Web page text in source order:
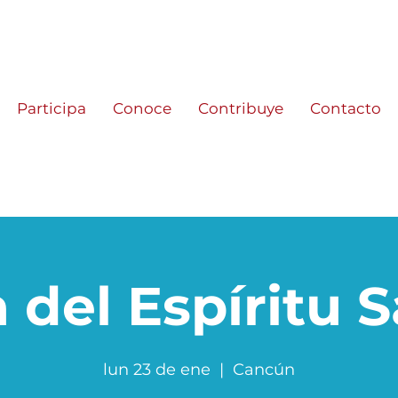
Participa Conoce Contribuye Contacto
del Espíritu
lun 23 de ene
  |
Cancún